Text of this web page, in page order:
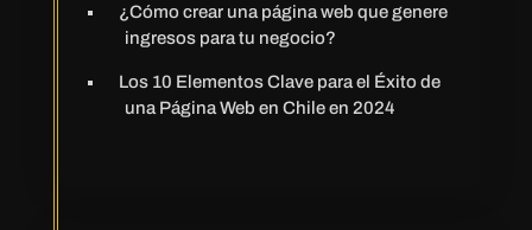
¿Cómo crear una página web que genere
ingresos para tu negocio?
Los 10 Elementos Clave para el Éxito de
una Página Web en Chile en 2024